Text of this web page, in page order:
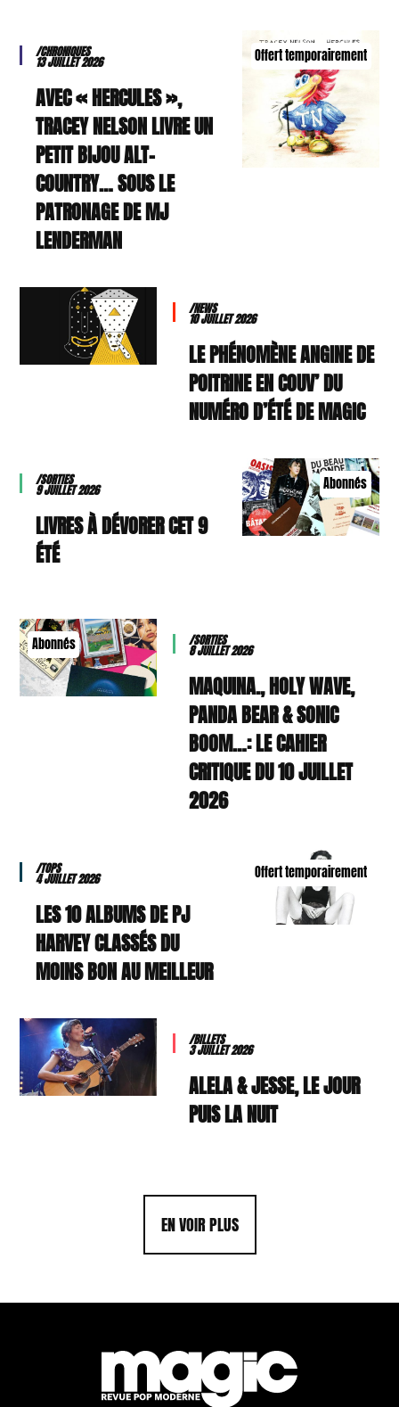
Offert temporairement
/CHRONIQUES
13 JUILLET 2026
AVEC « HERCULES »,
TRACEY NELSON LIVRE UN
PETIT BIJOU ALT-
COUNTRY… SOUS LE
PATRONAGE DE MJ
LENDERMAN
/NEWS
10 JUILLET 2026
LE PHÉNOMÈNE ANGINE DE
POITRINE EN COUV’ DU
NUMÉRO D’ÉTÉ DE MAGIC
Abonnés
/SORTIES
9 JUILLET 2026
9 LIVRES À DÉVORER CET
ÉTÉ
Abonnés /SORTIES
8 JUILLET 2026
MAQUINA., HOLY WAVE,
PANDA BEAR & SONIC
BOOM…: LE CAHIER
CRITIQUE DU 10 JUILLET
2026
Offert temporairement
/TOPS
4 JUILLET 2026
LES 10 ALBUMS DE PJ
HARVEY CLASSÉS DU
MOINS BON AU MEILLEUR
/BILLETS
3 JUILLET 2026
ALELA & JESSE, LE JOUR
PUIS LA NUIT
EN VOIR PLUS